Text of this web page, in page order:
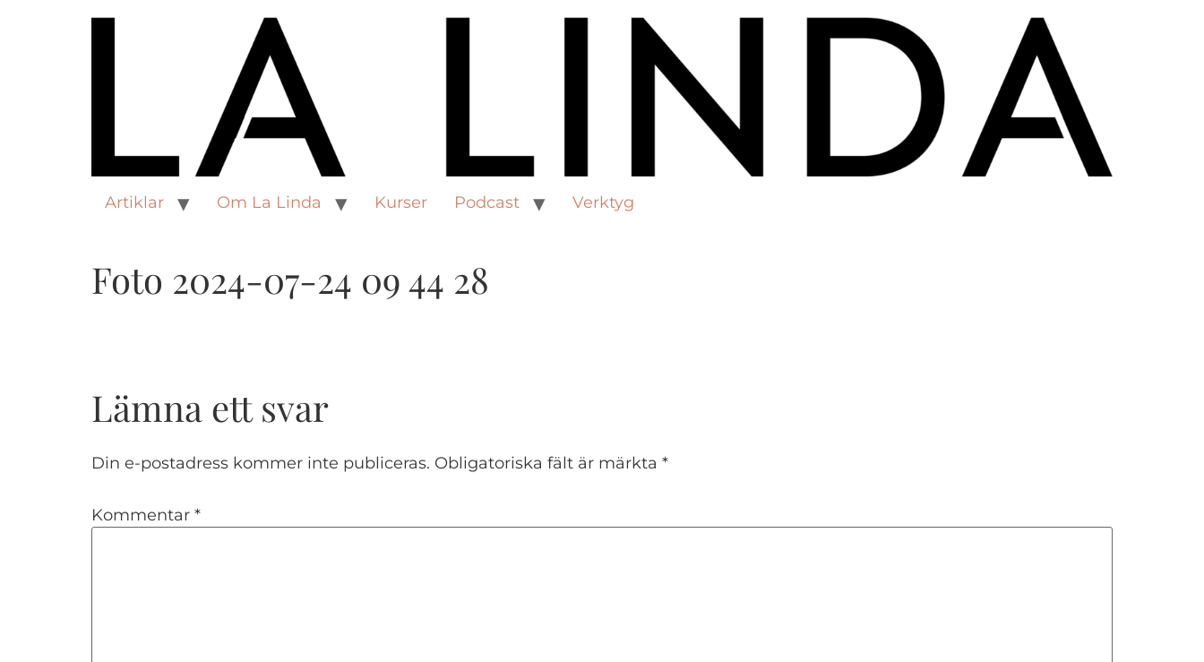
Artiklar Om La Linda Kurser Podcast Verktyg
Foto 2024-07-24 09 44 28
Lämna ett svar
Din e-postadress kommer inte publiceras. Obligatoriska fält är märkta *
Kommentar *